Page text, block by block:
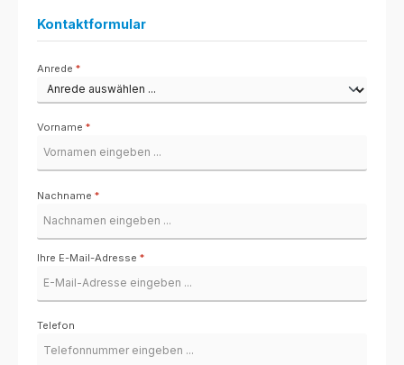
Kontaktformular
Anrede *
Vorname *
Nachname *
Ihre E-Mail-Adresse *
Telefon